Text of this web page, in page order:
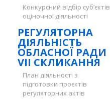
Конкурсний відбір суб’єктів
оціночної діяльності
РЕГУЛЯТОРНА
ДІЯЛЬНІСТЬ
ОБЛАСНОЇ РАДИ
VII СКЛИКАННЯ
План діяльності з
підготовки проєктів
регуляторних актів